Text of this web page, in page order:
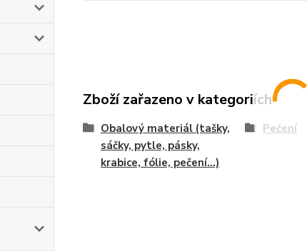
Zboží zařazeno v kategoriích
Obalový materiál (tašky,
sáčky, pytle, pásky,
krabice, fólie, pečení...)
Pečení